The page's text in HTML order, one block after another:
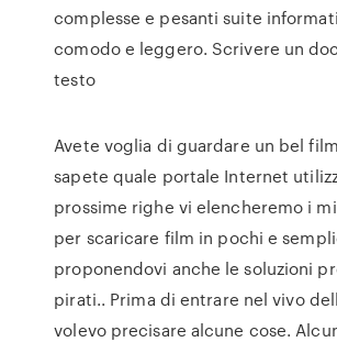
complesse e pesanti suite
comodo e leggero. Scrivere un
testo
Avete voglia di guardare un bel
sapete quale portale Internet
prossime righe vi elencheremo i
per scaricare film in pochi e
proponendovi anche le soluzioni
pirati.. Prima di entrare nel vivo
volevo precisare alcune cose.